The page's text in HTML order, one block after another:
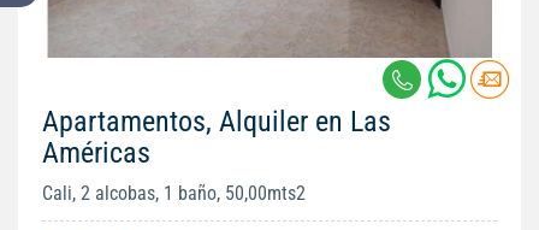
Apartamentos, Alquiler en Las
Américas
Cali, 2 alcobas, 1 baño, 50,00mts2